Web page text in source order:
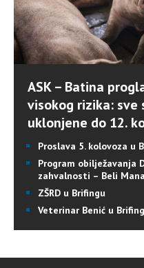
ASK – Batina
visokog rizika: sve
uklonjene do 12.
Proslava 5. kolovoza u
Program obilježavanja
zahvalnosti – Beli
ZŠRD u Brifingu
Veterinar Benić u